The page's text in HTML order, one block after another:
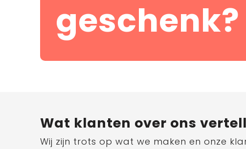
geschenk?
Wat klanten over ons
Wij zijn trots op wat we maken en onze